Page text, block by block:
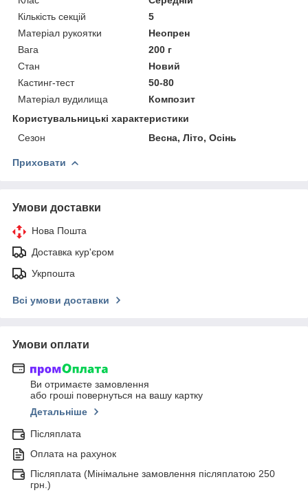
Кількість секцій
5
Матеріал рукоятки
Неопрен
Вага
200 г
Стан
Новий
Кастинг-тест
50-80
Матеріал вудилища
Композит
Користувальницькі характеристики
Сезон
Весна, Літо, Осінь
Приховати
Умови доставки
Нова Пошта
Доставка кур'єром
Укрпошта
Всі умови доставки
Умови оплати
Ви отримаєте замовлення
або гроші повернуться на вашу картку
Детальніше
Післяплата
Оплата на рахунок
Післяплата (Мінімальне замовлення післяплатою 250
грн.)